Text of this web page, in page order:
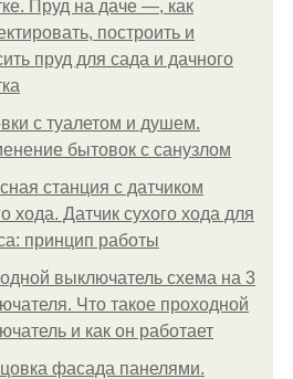
Пруд на даче —, как
построить и
пруд для сада и дачного
с туалетом и душем.
бытовок с санузлом
станция с датчиком
хода. Датчик сухого хода для
принцип работы
выключатель схема на 3
Что такое проходной
и как он работает
фасада панелями.